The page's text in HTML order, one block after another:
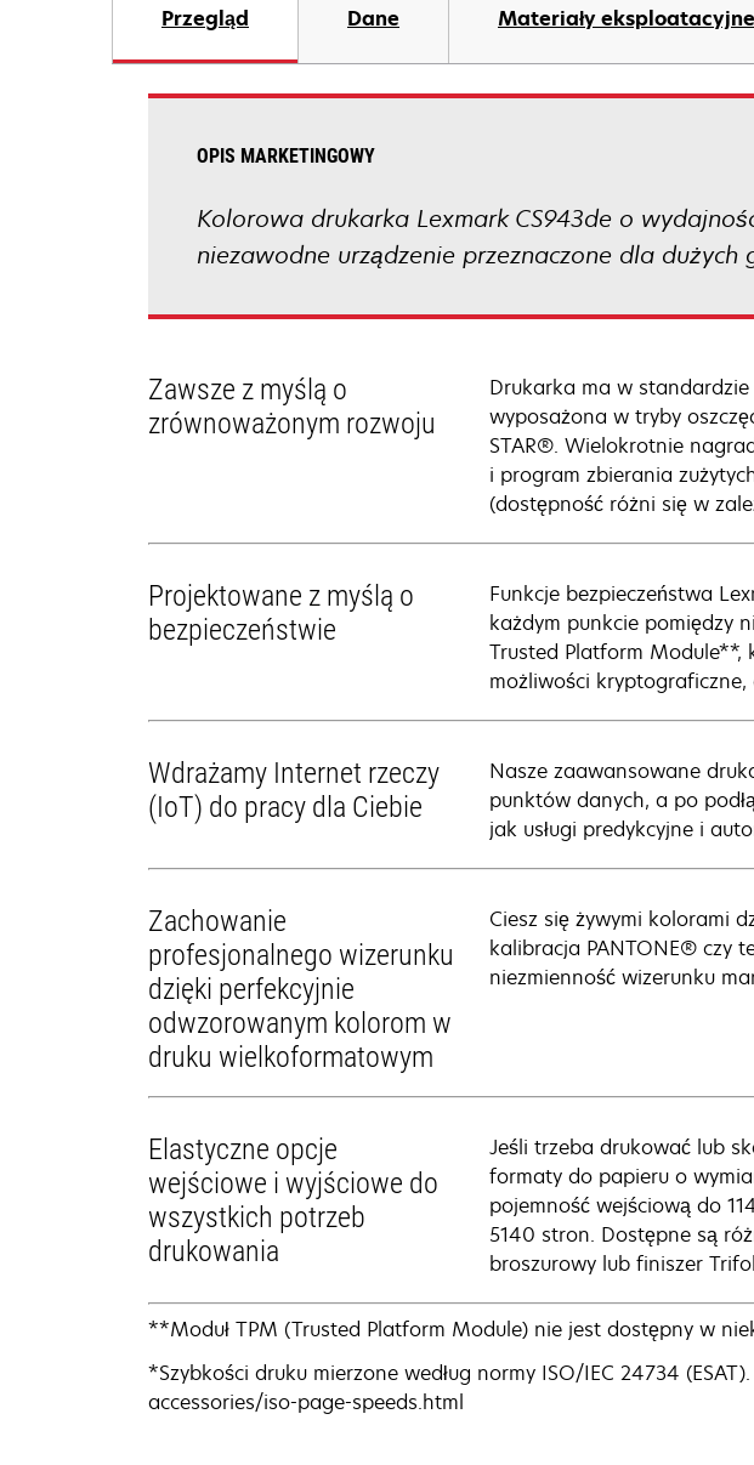
Przegląd
Dane Materiały eksploatacyjne
OPIS MARKETINGOWY
Kolorowa drukarka Lexmark CS943de o
niezawodne urządzenie przeznaczone dla dużych
Zawsze z myślą o
zrównoważonym rozwoju
Drukarka ma w
wyposażona w tryby
STAR®. Wielokrotnie
i program zbierania
(dostępność różni się w
Projektowane z myślą o
bezpieczeństwie
Funkcje bezpieczeństwa
każdym punkcie pomiędzy
Trusted Platform Module**,
możliwości
Wdrażamy Internet rzeczy
(IoT) do pracy dla Ciebie
Nasze zaawansowane
punktów danych, a po
jak usługi predykcyjne i
Zachowanie
profesjonalnego wizerunku
dzięki perfekcyjnie
odwzorowanym kolorom w
druku wielkoformatowym
Ciesz się żywymi kolorami
kalibracja PANTONE® czy
niezmienność wizerunku
Elastyczne opcje
wejściowe i wyjściowe do
wszystkich potrzeb
drukowania
Jeśli trzeba drukować lub
formaty do papieru o
pojemność wejściową do
5140 stron. Dostępne są
broszurowy lub finiszer
**Moduł TPM (Trusted Platform Module) nie jest dostępny w
*Szybkości druku mierzone według normy ISO/IEC 24734
accessories/iso-page-speeds.html